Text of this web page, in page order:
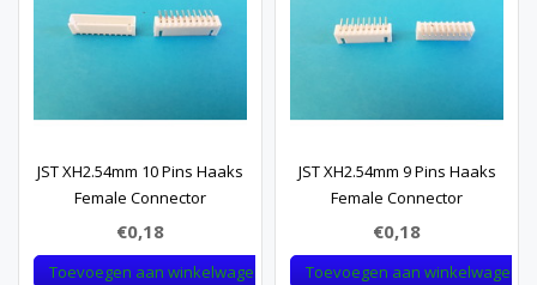
JST XH2.54mm 10 Pins Haaks
Female Connector
€0,18
Toevoegen aan winkelwagen
JST XH2.54mm 9 Pins Haaks
Female Connector
€0,18
Toevoegen aan winkelwagen